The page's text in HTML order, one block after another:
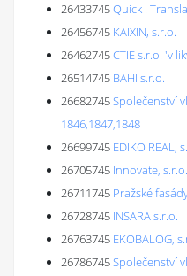
26433745Quick !
26456745 KAIXIN, s.r.o.
26462745CTIE s.r.o. 'v
26514745 BAHI s.r.o.
26682745Společenství
1846,1847,1848
26699745 EDIKO REAL,
26705745 Innovate, s.r.o.
26711745 Pražské
26728745 INSARA s.r.o.
26763745 EKOBALOG,
26786745Společenství